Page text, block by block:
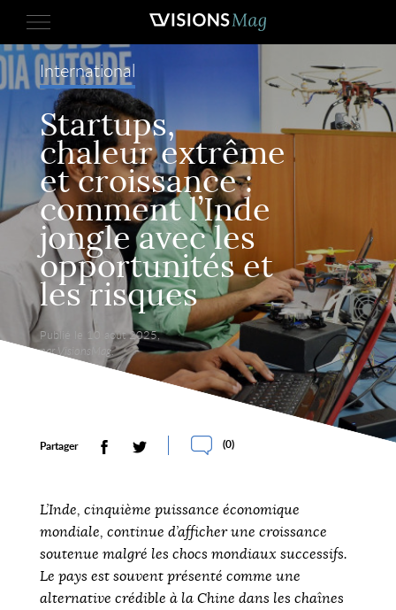
International
Startups,
chaleur extrême
et croissance :
comment l’Inde
jongle avec les
opportunités et
les risques
Publié le 10 août 2025,
par VisionsMag.
Partager (0)
L’Inde, cinquième puissance économique
mondiale, continue d’afficher une croissance
soutenue malgré les chocs mondiaux successifs.
Le pays est souvent présenté comme une
alternative crédible à la Chine dans les chaînes